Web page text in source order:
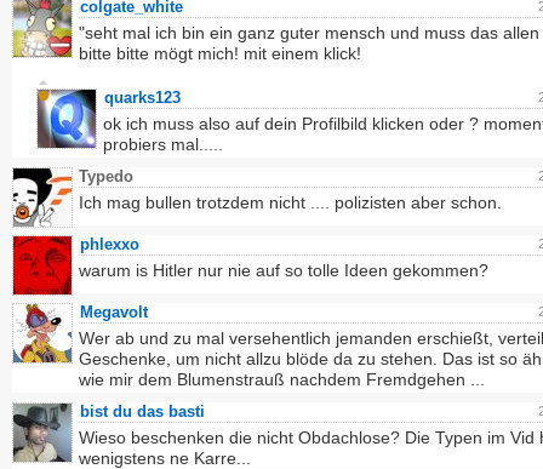
colgate_white
"seht mal ich bin ein ganz guter mensch und muss das
bitte bitte mögt mich! mit einem klick!
quarks123
ok ich muss also auf dein Profilbild klicken oder ?
probiers mal.....
Typedo
Ich mag bullen trotzdem nicht .... polizisten aber schon.
phlexxo
warum is Hitler nur nie auf so tolle Ideen gekommen?
Megavolt
Wer ab und zu mal versehentlich jemanden erschießt,
Geschenke, um nicht allzu blöde da zu stehen. Das ist so
wie mir dem Blumenstrauß nachdem Fremdgehen ...
bist du das basti
Wieso beschenken die nicht Obdachlose? Die Typen im Vid
wenigstens ne Karre...